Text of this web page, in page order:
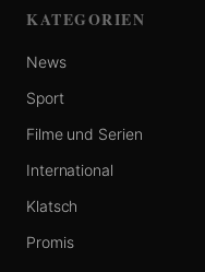
KATEGORIEN
News
Sport
Filme und Serien
International
Klatsch
Promis